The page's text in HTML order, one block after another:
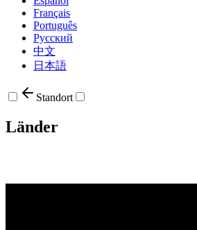
Français
Português
Русский
中文
日本語
Standort
Länder